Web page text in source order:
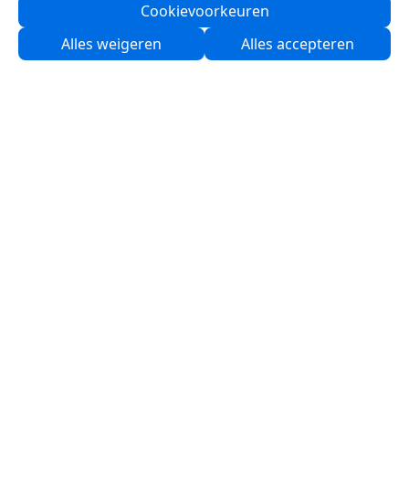
Cookievoorkeuren
Alles weigeren
Alles accepteren
Neem contact met ons op